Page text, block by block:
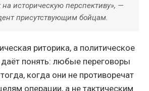
историческую перспективу», —
присутствующим бойцам.
риторика, а политическое
понять: любые переговоры
когда они не противоречат
операции, а не тактическим